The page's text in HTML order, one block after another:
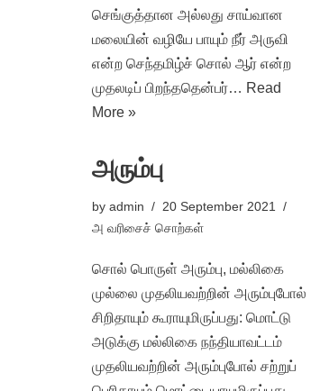
செங்குத்தான அல்லது சாய்வான
மலையின் வழியே பாயும் நீர் அருவி
என்ற செந்தமிழ்ச் சொல் ஆர் என்ற
முதலடிப் பிறந்ததென்பர்… Read
More »
அரும்பு
by admin
20 September 2021
அ வரிசைச் சொற்கள்
சொல் பொருள் அரும்பு, மல்லிகை
முல்லை முதலியவற்றின் அரும்புபோல்
சிறிதாயும் கூராயுமிருப்பது: மொட்டு
அடுக்கு மல்லிகை நந்தியாவட்டம்
முதலியவற்றின் அரும்புபோல் சற்றுப்